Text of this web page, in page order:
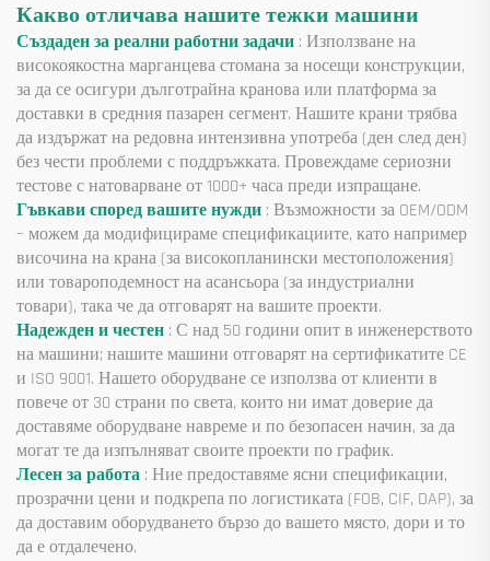
Какво отличава нашите тежки машини
Създаден за реални работни задачи : Използване на
високоякостна марганцева стомана за носещи конструкции,
за да се осигури дълготрайна кранова или платформа за
доставки в средния пазарен сегмент. Нашите крани трябва
да издържат на редовна интензивна употреба (ден след ден)
без чести проблеми с поддръжката. Провеждаме сериозни
тестове с натоварване от 1000+ часа преди изпращане.
Гъвкави според вашите нужди : Възможности за OEM/ODM
– можем да модифицираме спецификациите, като например
височина на крана (за високопланински местоположения)
или товароподемност на асансьора (за индустриални
товари), така че да отговарят на вашите проекти.
Надежден и честен : С над 50 години опит в инженерството
на машини; нашите машини отговарят на сертификатите CE
и ISO 9001. Нашето оборудване се използва от клиенти в
повече от 30 страни по света, които ни имат доверие да
доставяме оборудване навреме и по безопасен начин, за да
могат те да изпълняват своите проекти по график.
Лесен за работа : Ние предоставяме ясни спецификации,
прозрачни цени и подкрепа по логистиката (FOB, CIF, DAP), за
да доставим оборудването бързо до вашето място, дори и то
да е отдалечено.